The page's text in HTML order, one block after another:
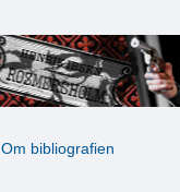
Om bibliografien